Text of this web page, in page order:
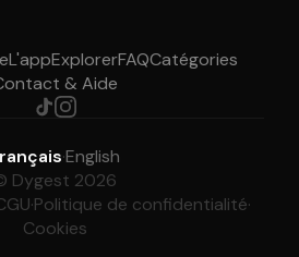
L'appExplorerFAQCatégories
& Aide
·English
Dygest 2026
·Politique de confidentialité·
Cookies